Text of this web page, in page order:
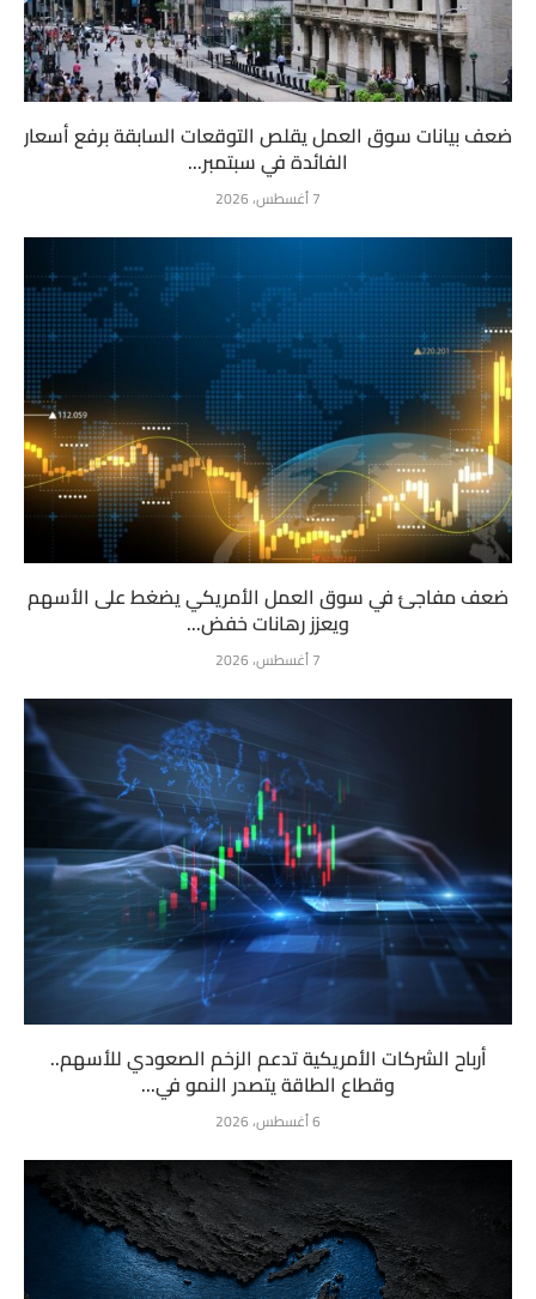
ضعف بيانات سوق العمل يقلص التوقعات السابقة برفع أسعار
الفائدة في سبتمبر...
7 أغسطس، 2026
ضعف مفاجئ في سوق العمل الأمريكي يضغط على الأسهم
ويعزز رهانات خفض...
7 أغسطس، 2026
أرباح الشركات الأمريكية تدعم الزخم الصعودي للأسهم..
وقطاع الطاقة يتصدر النمو في...
6 أغسطس، 2026